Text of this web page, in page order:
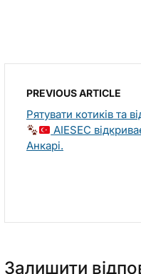
PREVIOUS ARTICLE
Рятувати котиків та
AIESEC
Анкарі.
Залишити